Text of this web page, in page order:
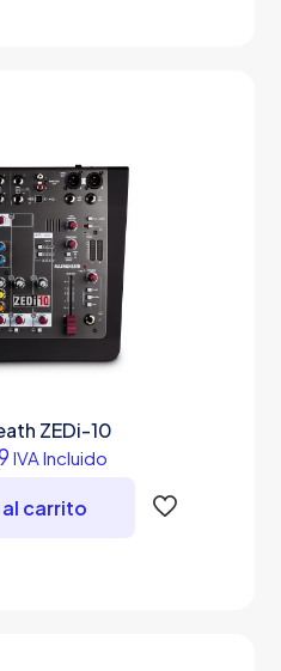
ZEDi-10
IVA Incluido
carrito